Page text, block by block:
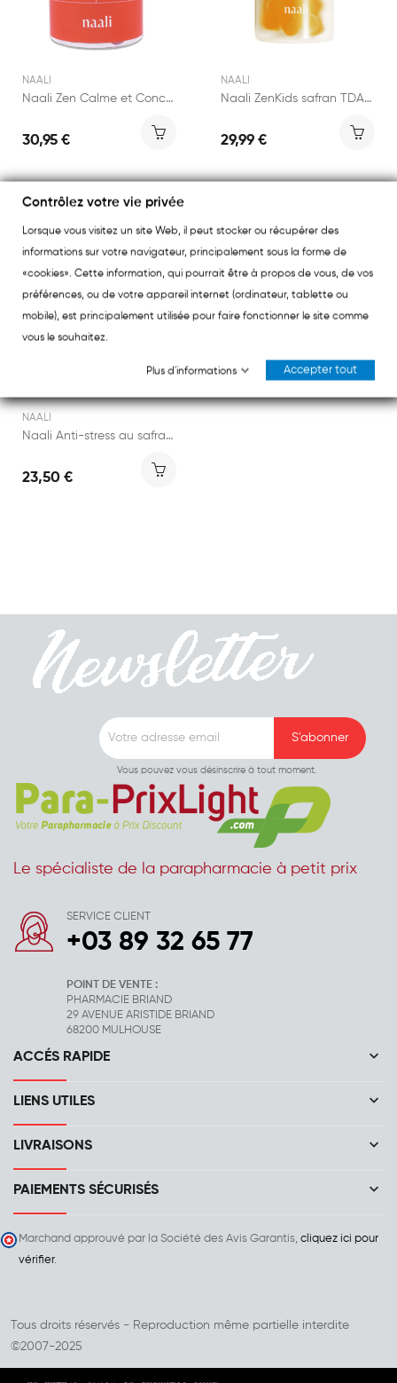
NAALI
Naali Zen Calme et Concentration + Safran 90...
30,95 €
NAALI
Naali ZenKids safran TDAH 90 gommes
29,99 €
NAALI
Naali Anti-stress au safran 42 gummies
23,50 €
Vous pouvez vous désinscrire à tout moment.
Le spécialiste de la parapharmacie à petit prix
SERVICE CLIENT
+03 89 32 65 77
POINT DE VENTE :
PHARMACIE BRIAND
29 AVENUE ARISTIDE BRIAND
68200 MULHOUSE
ACCÉS RAPIDE keyboard_arrow_down
LIENS UTILES keyboard_arrow_down
LIVRAISONS keyboard_arrow_down
PAIEMENTS SÉCURISÉS keyboard_arrow_down
Marchand approuvé par la Société des Avis Garantis, cliquez ici pour
vérifier.
Tous droits réservés - Reproduction même partielle interdite
©2007-2025
Contrôlez votre vie privée
Lorsque vous visitez un site Web, il peut stocker ou récupérer des
informations sur votre navigateur, principalement sous la forme de
«cookies». Cette information, qui pourrait être à propos de vous, de vos
préférences, ou de votre appareil internet (ordinateur, tablette ou
mobile), est principalement utilisée pour faire fonctionner le site comme
vous le souhaitez.
Plus d'informations Accepter tout